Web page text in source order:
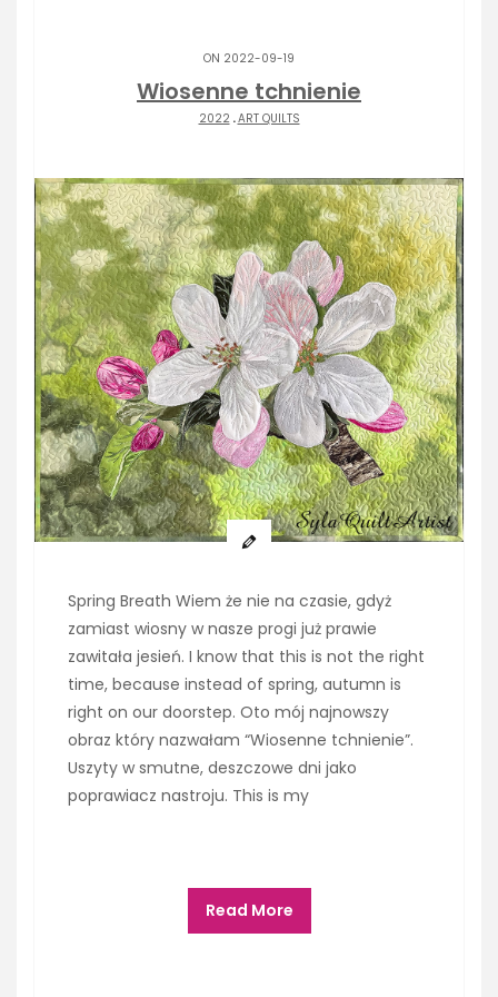
ON 2022-09-19
Wiosenne tchnienie
2022 .ART QUILTS
Spring Breath Wiem że nie na czasie, gdyż
zamiast wiosny w nasze progi już prawie
zawitała jesień. I know that this is not the right
time, because instead of spring, autumn is
right on our doorstep. Oto mój najnowszy
obraz który nazwałam “Wiosenne tchnienie”.
Uszyty w smutne, deszczowe dni jako
poprawiacz nastroju. This is my
Read More